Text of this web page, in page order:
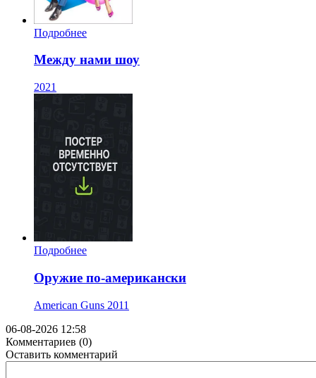
Подробнее
Между нами шоу
2021
Подробнее
Оружие по-американски
American Guns 2011
06-08-2026 12:58
Комментариев (0)
Оставить комментарий